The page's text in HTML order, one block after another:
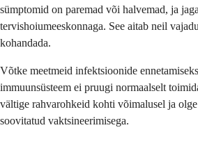
sümptomid on paremad või halvemad, ja
tervishoiumeeskonnaga. See aitab neil
kohandada.
Võtke meetmeid infektsioonide
immuunsüsteem ei pruugi normaalselt
vältige rahvarohkeid kohti võimalusel ja
soovitatud vaktsineerimisega.